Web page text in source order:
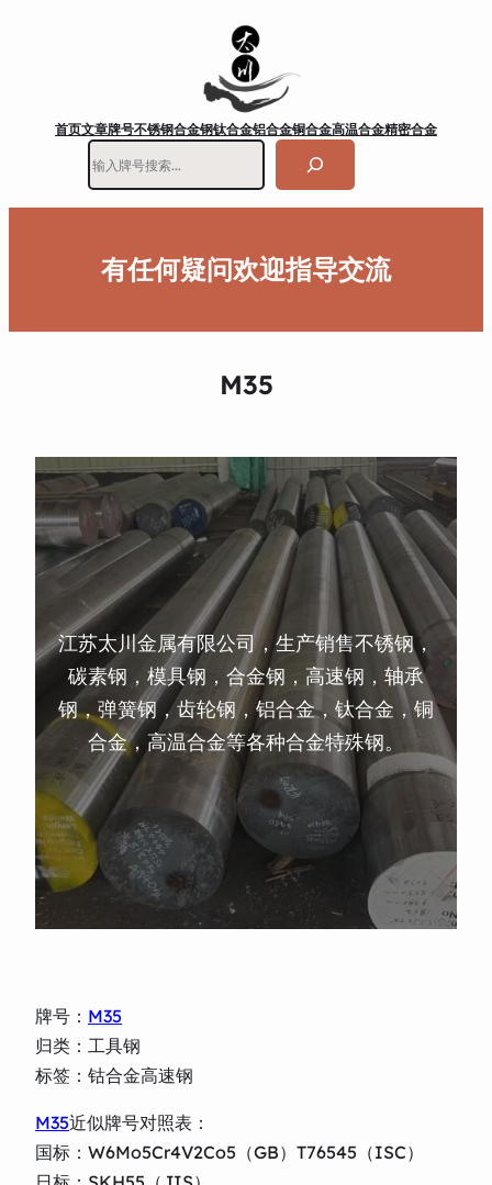
首页文章牌号不锈钢合金钢钛合金铝合金铜合金高温合金精密合金
有任何疑问欢迎指导交流
M35
江苏太川金属有限公司，生产销售不锈钢，
碳素钢，模具钢，合金钢，高速钢，轴承
钢，弹簧钢，齿轮钢，铝合金，钛合金，铜
合金，高温合金等各种合金特殊钢。
牌号： M35
归类：工具钢
标签：钴合金高速钢
M35近似牌号对照表：
国标：W6Mo5Cr4V2Co5（GB）T76545（ISC）